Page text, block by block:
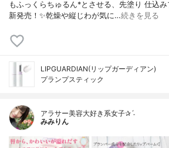
もふっくらちゅるん*とさせる、先塗り 仕込
新発売！✨乾燥や縦じわが気に…続きを見る
LIPGUARDIAN(リップガーディアン)
プランプスティック
アラサー美容大好き系女子✰ˊ˗
みみりん